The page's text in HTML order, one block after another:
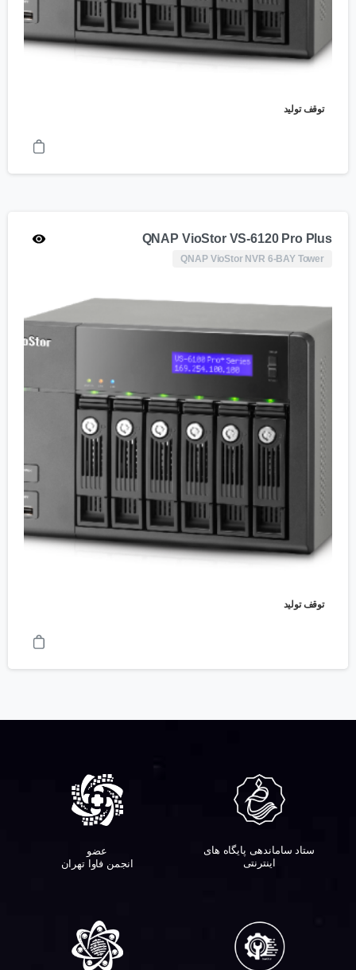
توقف تولید
QNAP VioStor VS-6120 Pro Plus
QNAP VioStor NVR 6-BAY Tower
توقف تولید
ستاد ساماندهی پایگاه های
اینترنتی
عضو
انجمن فاوا تهران